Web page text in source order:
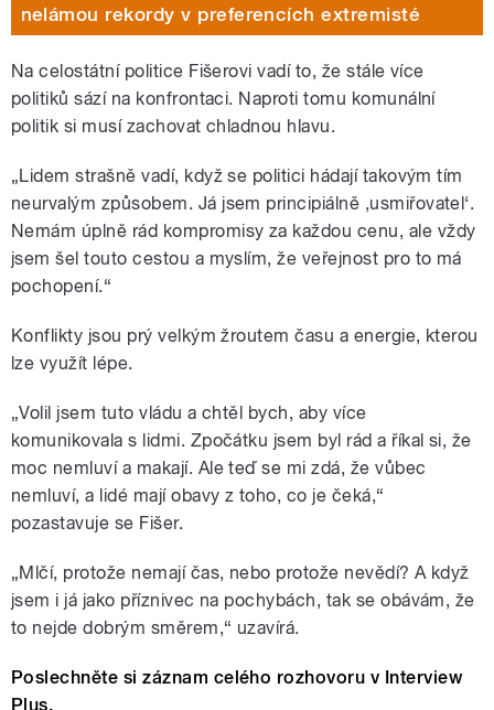
nelámou rekordy v preferencích extremisté
Na celostátní politice Fišerovi vadí to, že stále více
politiků sází na konfrontaci. Naproti tomu komunální
politik si musí zachovat chladnou hlavu.
„Lidem strašně vadí, když se politici hádají takovým tím
neurvalým způsobem. Já jsem principiálně ,usmiřovatel‘.
Nemám úplně rád kompromisy za každou cenu, ale vždy
jsem šel touto cestou a myslím, že veřejnost pro to má
pochopení.“
Konflikty jsou prý velkým žroutem času a energie, kterou
lze využít lépe.
„Volil jsem tuto vládu a chtěl bych, aby více
komunikovala s lidmi. Zpočátku jsem byl rád a říkal si, že
moc nemluví a makají. Ale teď se mi zdá, že vůbec
nemluví, a lidé mají obavy z toho, co je čeká,“
pozastavuje se Fišer.
„Mlčí, protože nemají čas, nebo protože nevědí? A když
jsem i já jako příznivec na pochybách, tak se obávám, že
to nejde dobrým směrem,“ uzavírá.
Poslechněte si záznam celého rozhovoru v Interview
Plus.